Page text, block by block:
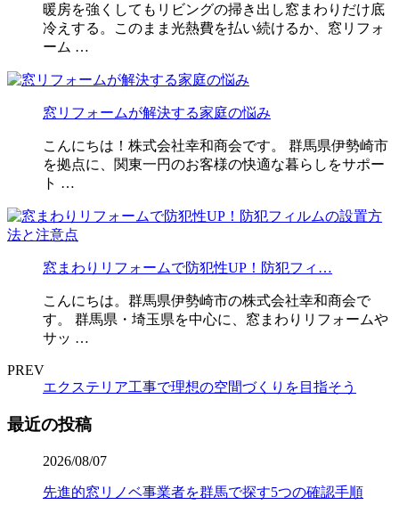
暖房を強くしてもリビングの掃き出し窓まわりだけ底
冷えする。このまま光熱費を払い続けるか、窓リフォ
ーム …
窓リフォームが解決する家庭の悩み
こんにちは！株式会社幸和商会です。 群馬県伊勢崎市
を拠点に、関東一円のお客様の快適な暮らしをサポー
ト …
窓まわりリフォームで防犯性UP！防犯フィ…
こんにちは。群馬県伊勢崎市の株式会社幸和商会で
す。 群馬県・埼玉県を中心に、窓まわりリフォームや
サッ …
PREV
エクステリア工事で理想の空間づくりを目指そう
最近の投稿
2026/08/07
先進的窓リノベ事業者を群馬で探す5つの確認手順